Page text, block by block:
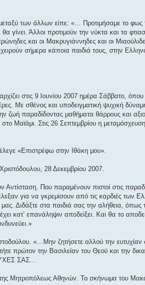
των άλλων είπε: «… Προτιμήσαμε το
γίνει. Άλλοι προτιμούν την νύκτα και τα
και οι Μακρυγιάννηδες και οι
σήμερα κάποια παιδιά τους, στην
στις 9 Ιουνίου 2007 ημέρα Σάββατο, όπου
Με σθένος και υποδειγματική ψυχική δύναμη
ζωή παραδίδοντας μαθήματα θάρρους και
Μαϊάμι. Στις 26 Σεπτεμβρίου η
«Επιστρέφω στην Ιθάκη μου».
28 Δεκεμβρίου 2007.
Που παραμένουν πιστοί στις
για να γκρεμίσουν από τις καρδιές των
Διδάξτε στα παιδιά σας την αλήθεια,
κατ’ επανάληψιν αποδείξει. Και θα το
«…Μην ζητήσετε αλλού την ευτυχίαν
πρώτον την Βασιλείαν του Θεού και την
ΣΑΣ…
Μητροπόλεως Αθηνών. Το σκήνωμα του